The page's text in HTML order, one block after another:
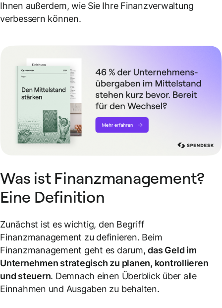
Ihnen außerdem, wie Sie Ihre Finanzverwaltung
verbessern können.
Was ist Finanzmanagement?
Eine Definition
Zunächst ist es wichtig, den Begriff
Finanzmanagement zu definieren. Beim
Finanzmanagement geht es darum,das Geld im
Unternehmen strategisch zu planen, kontrollieren
und steuern. Demnach einen Überblick über alle
Einnahmen und Ausgaben zu behalten.